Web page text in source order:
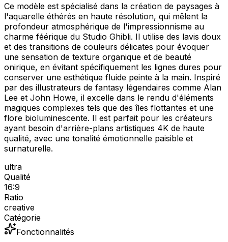
Ce modèle est spécialisé dans la création de paysages à
l'aquarelle éthérés en haute résolution, qui mêlent la
profondeur atmosphérique de l'impressionnisme au
charme féérique du Studio Ghibli. Il utilise des lavis doux
et des transitions de couleurs délicates pour évoquer
une sensation de texture organique et de beauté
onirique, en évitant spécifiquement les lignes dures pour
conserver une esthétique fluide peinte à la main. Inspiré
par des illustrateurs de fantasy légendaires comme Alan
Lee et John Howe, il excelle dans le rendu d'éléments
magiques complexes tels que des îles flottantes et une
flore bioluminescente. Il est parfait pour les créateurs
ayant besoin d'arrière-plans artistiques 4K de haute
qualité, avec une tonalité émotionnelle paisible et
surnaturelle.
ultra
Qualité
16:9
Ratio
creative
Catégorie
Fonctionnalités